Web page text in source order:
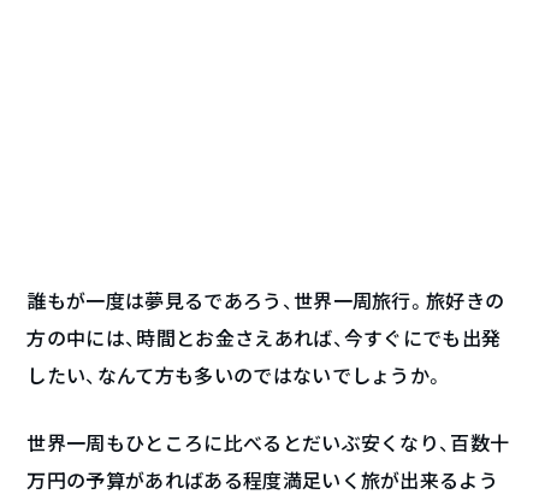
誰もが一度は夢見るであろう、世界一周旅行。旅好きの
方の中には、時間とお金さえあれば、今すぐにでも出発
したい、なんて方も多いのではないでしょうか。
世界一周もひところに比べるとだいぶ安くなり、百数十
万円の予算があればある程度満足いく旅が出来るよう